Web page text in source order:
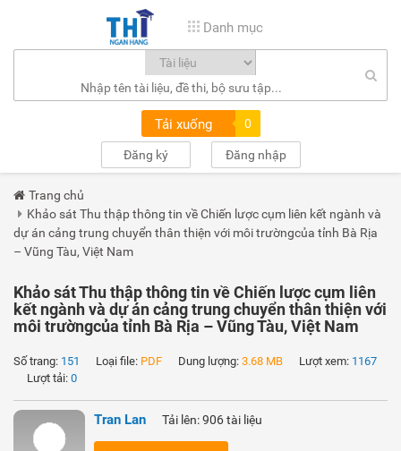
Danh mục
Tải xuống 0
Đăng ký Đăng nhập
Trang chủ
Khảo sát Thu thập thông tin về Chiến lược cụm liên kết ngành và
dự án cảng trung chuyển thân thiện với môi trườngcủa tỉnh Bà Rịa
– Vũng Tàu, Việt Nam
Khảo sát Thu thập thông tin về Chiến lược cụm liên
kết ngành và dự án cảng trung chuyển thân thiện với
môi trườngcủa tỉnh Bà Rịa – Vũng Tàu, Việt Nam
Số trang: 151 Loại file: PDF Dung lượng: 3.68 MB Lượt xem: 1167
Lượt tải: 0
Tran Lan Tải lên: 906 tài liệu